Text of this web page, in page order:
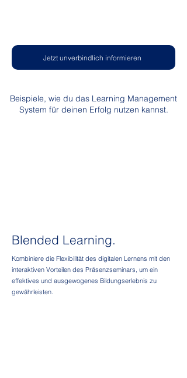
Jetzt unverbindlich informieren
Beispiele, wie du das Learning Management
System für deinen Erfolg nutzen kannst.
Blended Learning.
Kombiniere die Flexibilität des digitalen Lernens mit den
interaktiven Vorteilen des Präsenzseminars, um ein
effektives und ausgewogenes Bildungserlebnis zu
gewährleisten.